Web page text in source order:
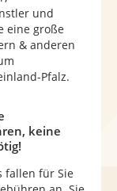
und
eine große
& anderen
Pfalz.
keine
fallen für Sie